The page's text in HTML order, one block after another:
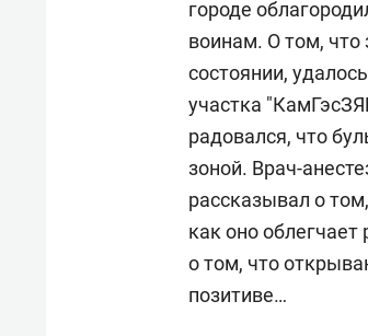
городе
воинам. О том, что
состоянии,
участка
радовался, что
зоной. Врач-
рассказывал о
как оно
о том, что
позитиве…